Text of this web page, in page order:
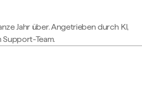
Jahr über. Angetrieben durch KI,
Team.